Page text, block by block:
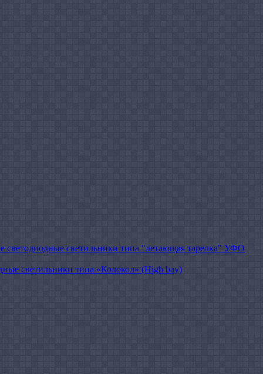
светильники типа "летающая тарелка" УФО
светильники типа «Колокол» (High bay)